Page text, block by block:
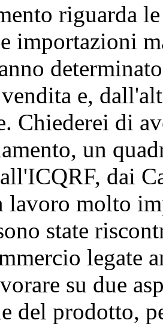
riguarda
importazioni
e,
Chiederei di
un
dai
lavoro molto
state
legate
su due
del prodotto,